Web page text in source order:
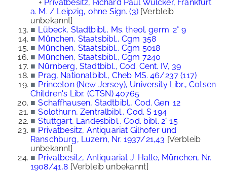
+ Privatbesitz, Richard Paul Wülcker, Frankfurt
a. M. / Leipzig, ohne Sign. (3)[Verbleib
unbekannt]
■ Lübeck, Stadtbibl., Ms. theol. germ. 2° 9
■ München, Staatsbibl., Cgm 358
■ München, Staatsbibl., Cgm 5018
■ München, Staatsbibl., Cgm 7240
■ Nürnberg, Stadtbibl., Cod. Cent. IV, 39
■ Prag, Nationalbibl., Cheb MS. 46/237 (117)
■ Princeton (New Jersey), University Libr., Cotsen
Children's Libr. (CTSN) 40765
■ Schaffhausen, Stadtbibl., Cod. Gen. 12
■ Solothurn, Zentralbibl., Cod. S 194
■ Stuttgart, Landesbibl., Cod. bibl. 2° 15
■ Privatbesitz, Antiquariat Gilhofer und
Ranschburg, Luzern, Nr. 1937/21,43 [Verbleib
unbekannt]
■ Privatbesitz, Antiquariat J. Halle, München, Nr.
1908/41,8 [Verbleib unbekannt]